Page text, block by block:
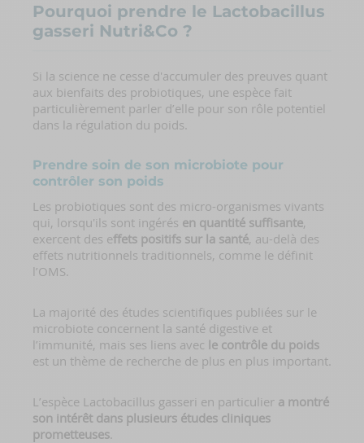
Pourquoi prendre le Lactobacillus
gasseri Nutri&Co ?
Si la science ne cesse d'accumuler des preuves quant
aux bienfaits des probiotiques, une espèce fait
particulièrement parler d’elle pour son rôle potentiel
dans la régulation du poids.
Prendre soin de son microbiote pour
contrôler son poids
Les probiotiques sont des micro-organismes vivants
qui, lorsqu'ils sont ingérés en quantité suffisante,
exercent des effets positifs sur la santé, au-delà des
effets nutritionnels traditionnels, comme le définit
l’OMS.
La majorité des études scientifiques publiées sur le
microbiote concernent la santé digestive et
l’immunité, mais ses liens avec le contrôle du poids
est un thème de recherche de plus en plus important.
L’espèce Lactobacillus gasseri en particulier a montré
son intérêt dans plusieurs études cliniques
prometteuses